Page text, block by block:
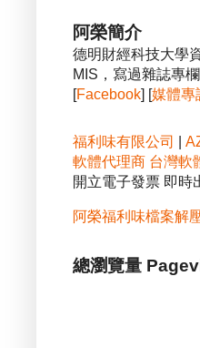
阿榮簡介
德明財經科技大學
MIS，寫過雜誌專欄
[Facebook] [媒體專
福利味有限公司
軟體代理商 台灣軟
開立電子發票 即時
阿榮福利味檔案解
總瀏覽量